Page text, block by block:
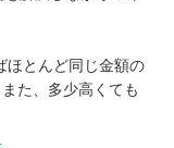
ほとんど同じ金額の
た、多少高くても